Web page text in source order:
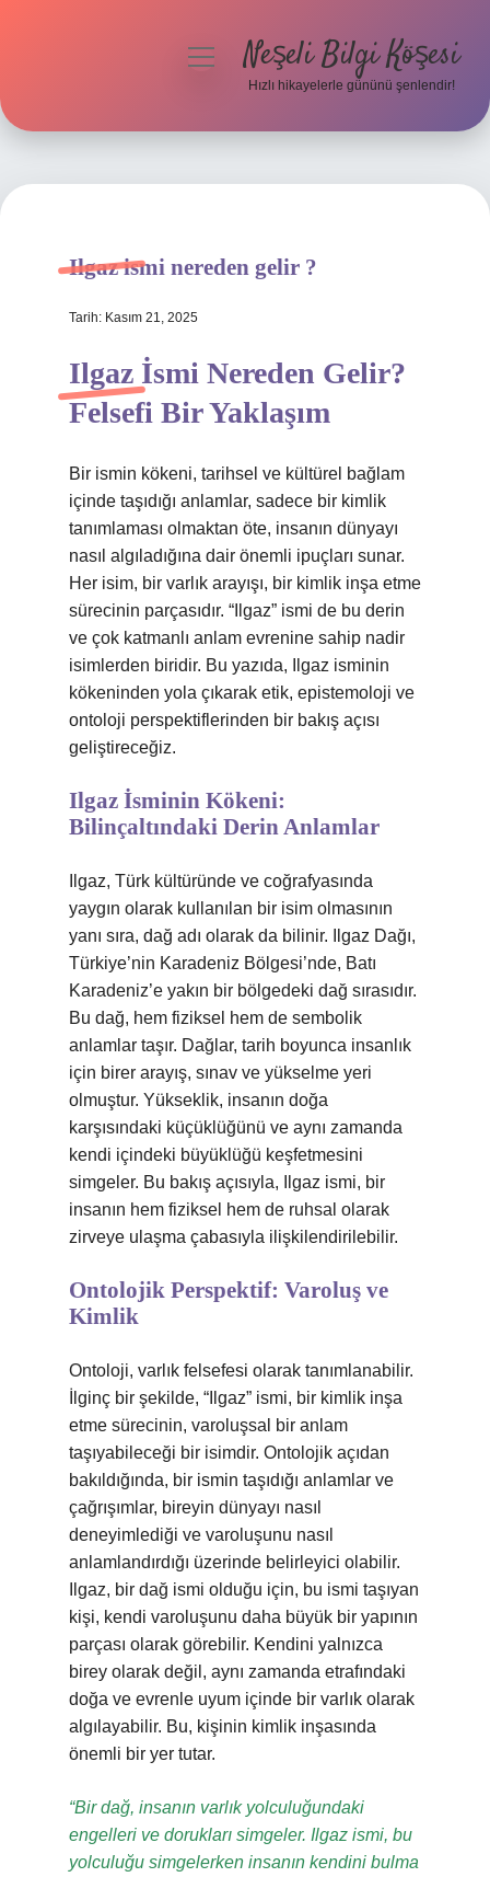
Hakkımızda
menüyüNeşeli Bilgi Köşesi
Hızlı hikayelerle gününü şenlendir!
Ilgaz ismi nereden gelir ?
Tarih: Kasım 21, 2025
Ilgaz İsmi Nereden Gelir?
Felsefi Bir Yaklaşım
Bir ismin kökeni, tarihsel ve kültürel bağlam
içinde taşıdığı anlamlar, sadece bir kimlik
tanımlaması olmaktan öte, insanın dünyayı
nasıl algıladığına dair önemli ipuçları sunar.
Her isim, bir varlık arayışı, bir kimlik inşa etme
sürecinin parçasıdır. “Ilgaz” ismi de bu derin
ve çok katmanlı anlam evrenine sahip nadir
isimlerden biridir. Bu yazıda, Ilgaz isminin
kökeninden yola çıkarak etik, epistemoloji ve
ontoloji perspektiflerinden bir bakış açısı
geliştireceğiz.
Ilgaz İsminin Kökeni:
Bilinçaltındaki Derin Anlamlar
Ilgaz, Türk kültüründe ve coğrafyasında
yaygın olarak kullanılan bir isim olmasının
yanı sıra, dağ adı olarak da bilinir. Ilgaz Dağı,
Türkiye’nin Karadeniz Bölgesi’nde, Batı
Karadeniz’e yakın bir bölgedeki dağ sırasıdır.
Bu dağ, hem fiziksel hem de sembolik
anlamlar taşır. Dağlar, tarih boyunca insanlık
için birer arayış, sınav ve yükselme yeri
olmuştur. Yükseklik, insanın doğa
karşısındaki küçüklüğünü ve aynı zamanda
kendi içindeki büyüklüğü keşfetmesini
simgeler. Bu bakış açısıyla, Ilgaz ismi, bir
insanın hem fiziksel hem de ruhsal olarak
zirveye ulaşma çabasıyla ilişkilendirilebilir.
Ontolojik Perspektif: Varoluş ve
Kimlik
Ontoloji, varlık felsefesi olarak tanımlanabilir.
İlginç bir şekilde, “Ilgaz” ismi, bir kimlik inşa
etme sürecinin, varoluşsal bir anlam
taşıyabileceği bir isimdir. Ontolojik açıdan
bakıldığında, bir ismin taşıdığı anlamlar ve
çağrışımlar, bireyin dünyayı nasıl
deneyimlediği ve varoluşunu nasıl
anlamlandırdığı üzerinde belirleyici olabilir.
Ilgaz, bir dağ ismi olduğu için, bu ismi taşıyan
kişi, kendi varoluşunu daha büyük bir yapının
parçası olarak görebilir. Kendini yalnızca
birey olarak değil, aynı zamanda etrafındaki
doğa ve evrenle uyum içinde bir varlık olarak
algılayabilir. Bu, kişinin kimlik inşasında
önemli bir yer tutar.
“Bir dağ, insanın varlık yolculuğundaki
engelleri ve dorukları simgeler. Ilgaz ismi, bu
yolculuğu simgelerken insanın kendini bulma